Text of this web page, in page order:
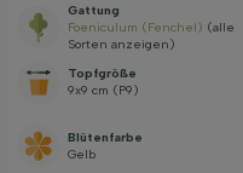
Gattung
Foeniculum (Fenchel) (alle
Sorten anzeigen)
Topfgröße
9x9 cm (P9)
Blütenfarbe
Gelb